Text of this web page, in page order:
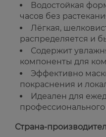
Водостойкая
часов без
Лёгкая,
распределяется и
Содержит
компоненты для
Эффективно
покраснения и
Идеален для
Страна-